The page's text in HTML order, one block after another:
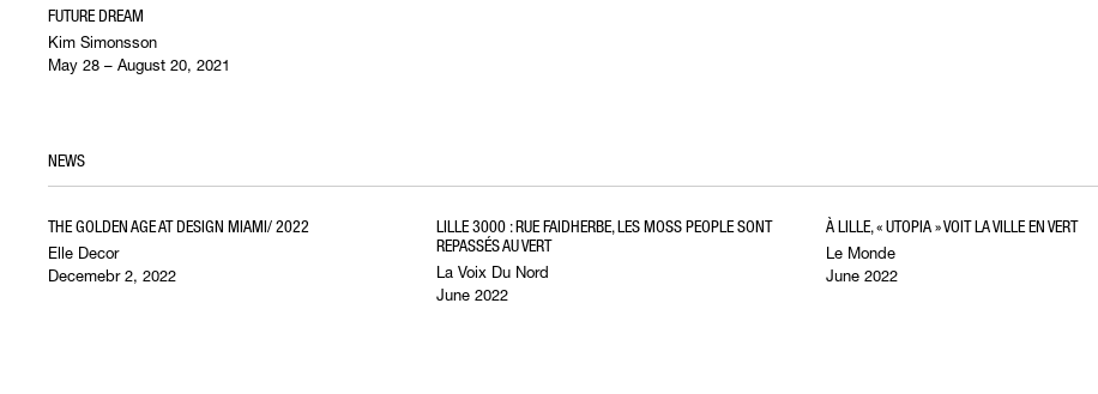
FUTURE DREAM
Kim Simonsson
May 28 – August 20, 2021
NEWS
THE GOLDEN AGE AT DESIGN MIAMI/ 2022
Elle Decor
Decemebr 2, 2022
LILLE 3000 : RUE FAIDHERBE, LES MOSS PEOPLE SONT
REPASSÉS AU VERT
La Voix Du Nord
June 2022
À LILLE, « UTOPIA » VOIT LA VILLE EN VERT
Le Monde
June 2022